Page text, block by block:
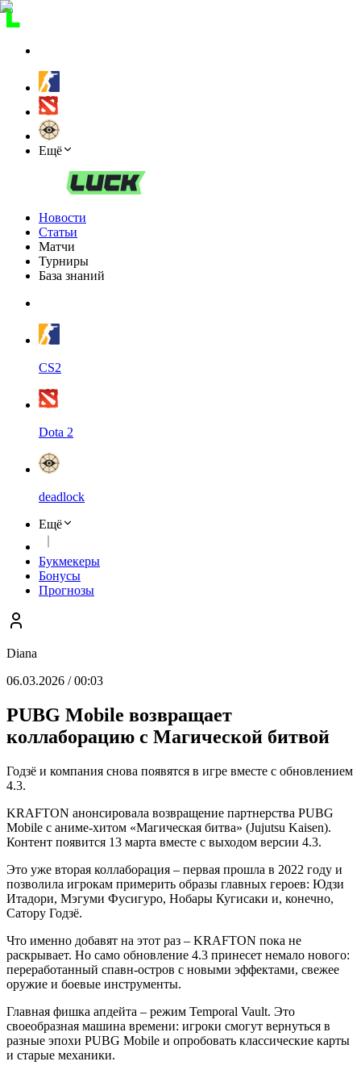
Ещё
Новости
Статьи
Матчи
Турниры
База знаний
CS2
Dota 2
deadlock
Ещё
Букмекеры
Бонусы
Прогнозы
Diana
06.03.2026 / 00:03
PUBG Mobile возвращает
коллаборацию с Магической битвой
Годзё и компания снова появятся в игре вместе с обновлением
4.3.
KRAFTON анонсировала возвращение партнерства PUBG
Mobile с аниме-хитом «Магическая битва» (Jujutsu Kaisen).
Контент появится 13 марта вместе с выходом версии 4.3.
Это уже вторая коллаборация – первая прошла в 2022 году и
позволила игрокам примерить образы главных героев: Юдзи
Итадори, Мэгуми Фусигуро, Нобары Кугисаки и, конечно,
Сатору Годзё.
Что именно добавят на этот раз – KRAFTON пока не
раскрывает. Но само обновление 4.3 принесет немало нового:
переработанный спавн-остров с новыми эффектами, свежее
оружие и боевые инструменты.
Главная фишка апдейта – режим Temporal Vault. Это
своеобразная машина времени: игроки смогут вернуться в
разные эпохи PUBG Mobile и опробовать классические карты
и старые механики.